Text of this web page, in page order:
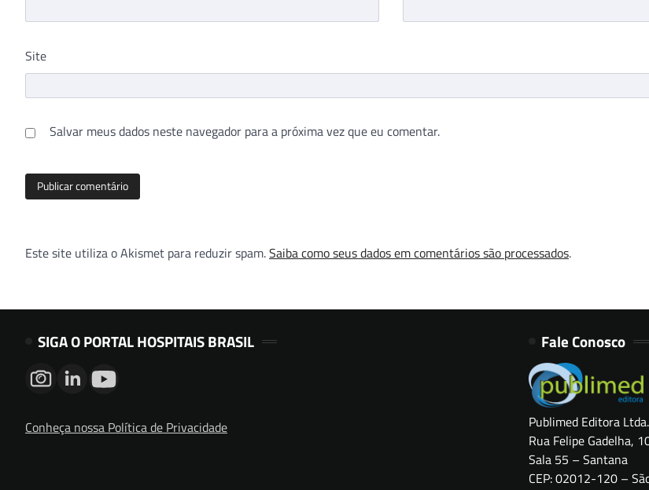
Site
Salvar meus dados neste navegador para a próxima vez que eu comentar.
Este site utiliza o Akismet para reduzir spam.Saiba como seus dados em comentários são processados.
SIGA O PORTAL HOSPITAIS BRASIL
Conheça nossa Política de Privacidade
Fale Conosco
Publimed Editora Ltda.
Rua Felipe Gadelha,
Sala 55 – Santana
CEP: 02012-120 –